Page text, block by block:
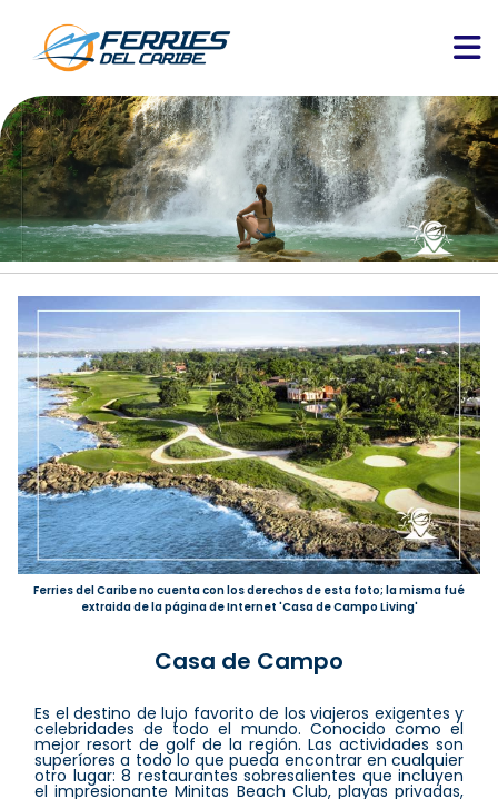
Ferries del Caribe no cuenta con los derechos de esta foto; la misma fué
extraida de la página de Internet 'Casa de Campo Living'
Casa de Campo
Es el destino de lujo favorito de los viajeros exigentes y
celebridades de todo el mundo. Conocido como el
mejor resort de golf de la región. Las actividades son
superíores a todo lo que pueda encontrar en cualquier
otro lugar: 8 restaurantes sobresalientes que incluyen
el impresionante Minitas Beach Club, playas privadas,